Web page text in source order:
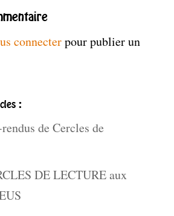
connecterpour publier un
:
de Cercles de
DE LECTURE aux